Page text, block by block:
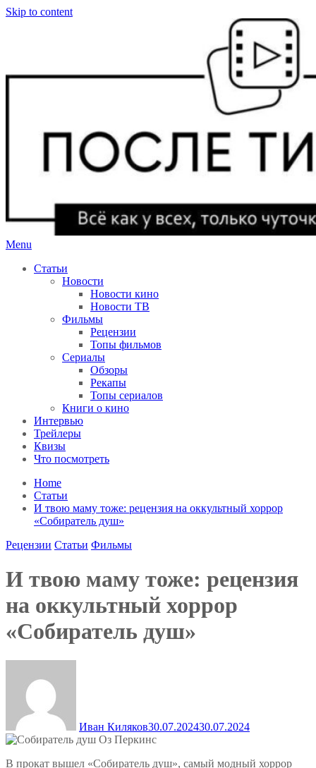
Skip to content
Menu
Статьи
Новости
Новости кино
Новости ТВ
Фильмы
Рецензии
Топы фильмов
Сериалы
Обзоры
Рекапы
Топы сериалов
Книги о кино
Интервью
Трейлеры
Квизы
Что посмотреть
Home
Статьи
И твою маму тоже: рецензия на оккультный хоррор
«Собиратель душ»
Рецензии Статьи Фильмы
И твою маму тоже: рецензия
на оккультный хоррор
«Собиратель душ»
Иван Киляков30.07.202430.07.2024
В прокат вышел «Собиратель душ», самый модный хоррор